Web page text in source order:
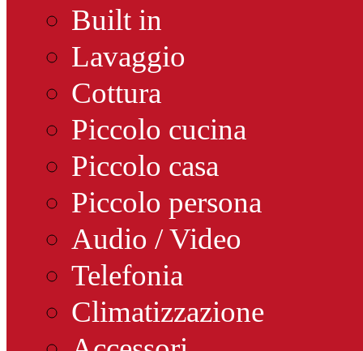
Built in
Lavaggio
Cottura
Piccolo cucina
Piccolo casa
Piccolo persona
Audio / Video
Telefonia
Climatizzazione